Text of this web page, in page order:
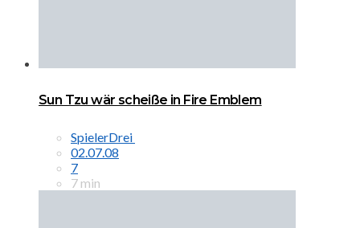
Sun Tzu wär scheiße in Fire Emblem
SpielerDrei
02.07.08
7
7 min